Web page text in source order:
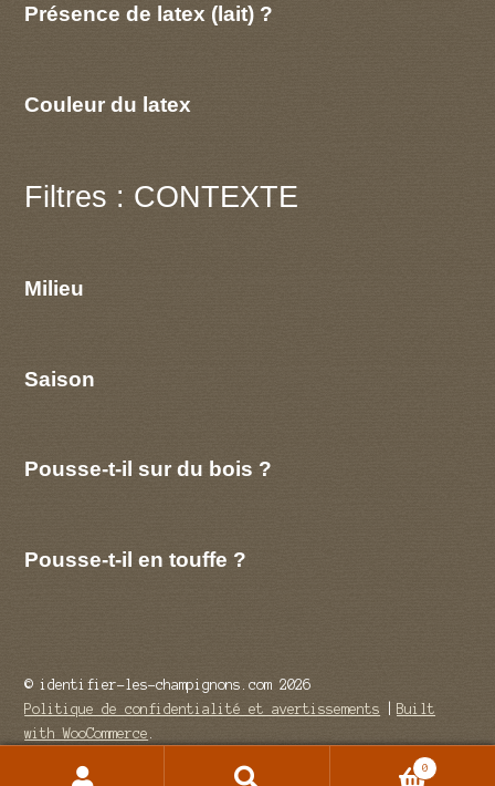
Présence de latex (lait) ?
Couleur du latex
Filtres : CONTEXTE
Milieu
Saison
Pousse-t-il sur du bois ?
Pousse-t-il en touffe ?
© identifier-les-champignons.com 2026
Politique de confidentialité et avertissements
Built
with WooCommerce
0